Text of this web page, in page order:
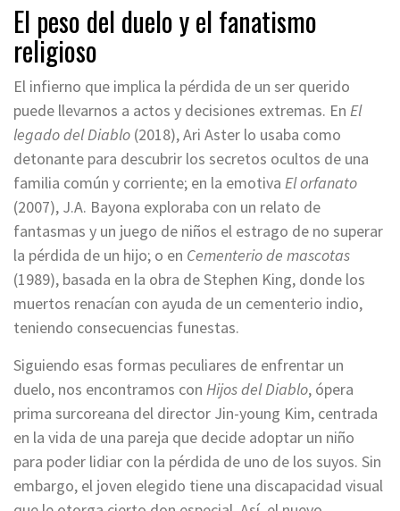
El peso del duelo y el fanatismo
religioso
El infierno que implica la pérdida de un ser querido
puede llevarnos a actos y decisiones extremas. En El
legado del Diablo (2018), Ari Aster lo usaba como
detonante para descubrir los secretos ocultos de una
familia común y corriente; en la emotiva El orfanato
(2007), J.A. Bayona exploraba con un relato de
fantasmas y un juego de niños el estrago de no superar
la pérdida de un hijo; o en Cementerio de mascotas
(1989), basada en la obra de Stephen King, donde los
muertos renacían con ayuda de un cementerio indio,
teniendo consecuencias funestas.
Siguiendo esas formas peculiares de enfrentar un
duelo, nos encontramos con Hijos del Diablo, ópera
prima surcoreana del director Jin-young Kim, centrada
en la vida de una pareja que decide adoptar un niño
para poder lidiar con la pérdida de uno de los suyos. Sin
embargo, el joven elegido tiene una discapacidad visual